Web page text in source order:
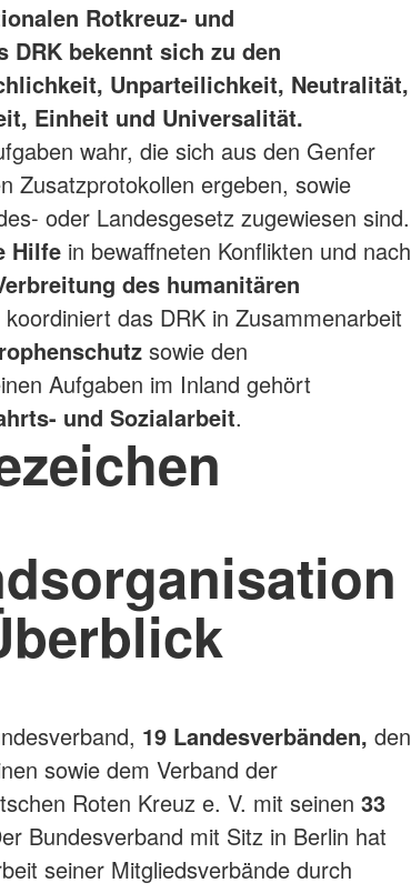
Rotkreuz- und
DRK bekennt sich zu den
Unparteilichkeit, Neutralität,
Einheit und Universalität.
wahr, die sich aus den Genfer
Zusatzprotokollen ergeben, sowie
oder Landesgesetz zugewiesen sind.
Hilfe in bewaffneten Konflikten und nach
des humanitären
das DRK in Zusammenarbeit
sowie den
Aufgaben im Inland gehört
und Sozialarbeit.
19 Landesverbänden, den
sowie dem Verband der
Roten Kreuz e. V. mit seinen 33
Bundesverband mit Sitz in Berlin hat
seiner Mitgliedsverbände durch